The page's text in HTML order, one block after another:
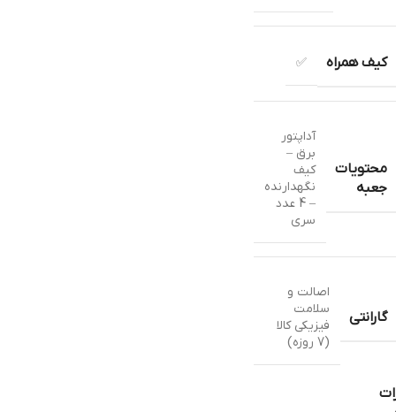
کیف همراه ✅
محتویات
جعبه
آداپتور
برق –
کیف
نگهدارنده
– 4 عدد
سری
گارانتی
اصالت و
سلامت
فیزیکی کالا
(7 روزه)